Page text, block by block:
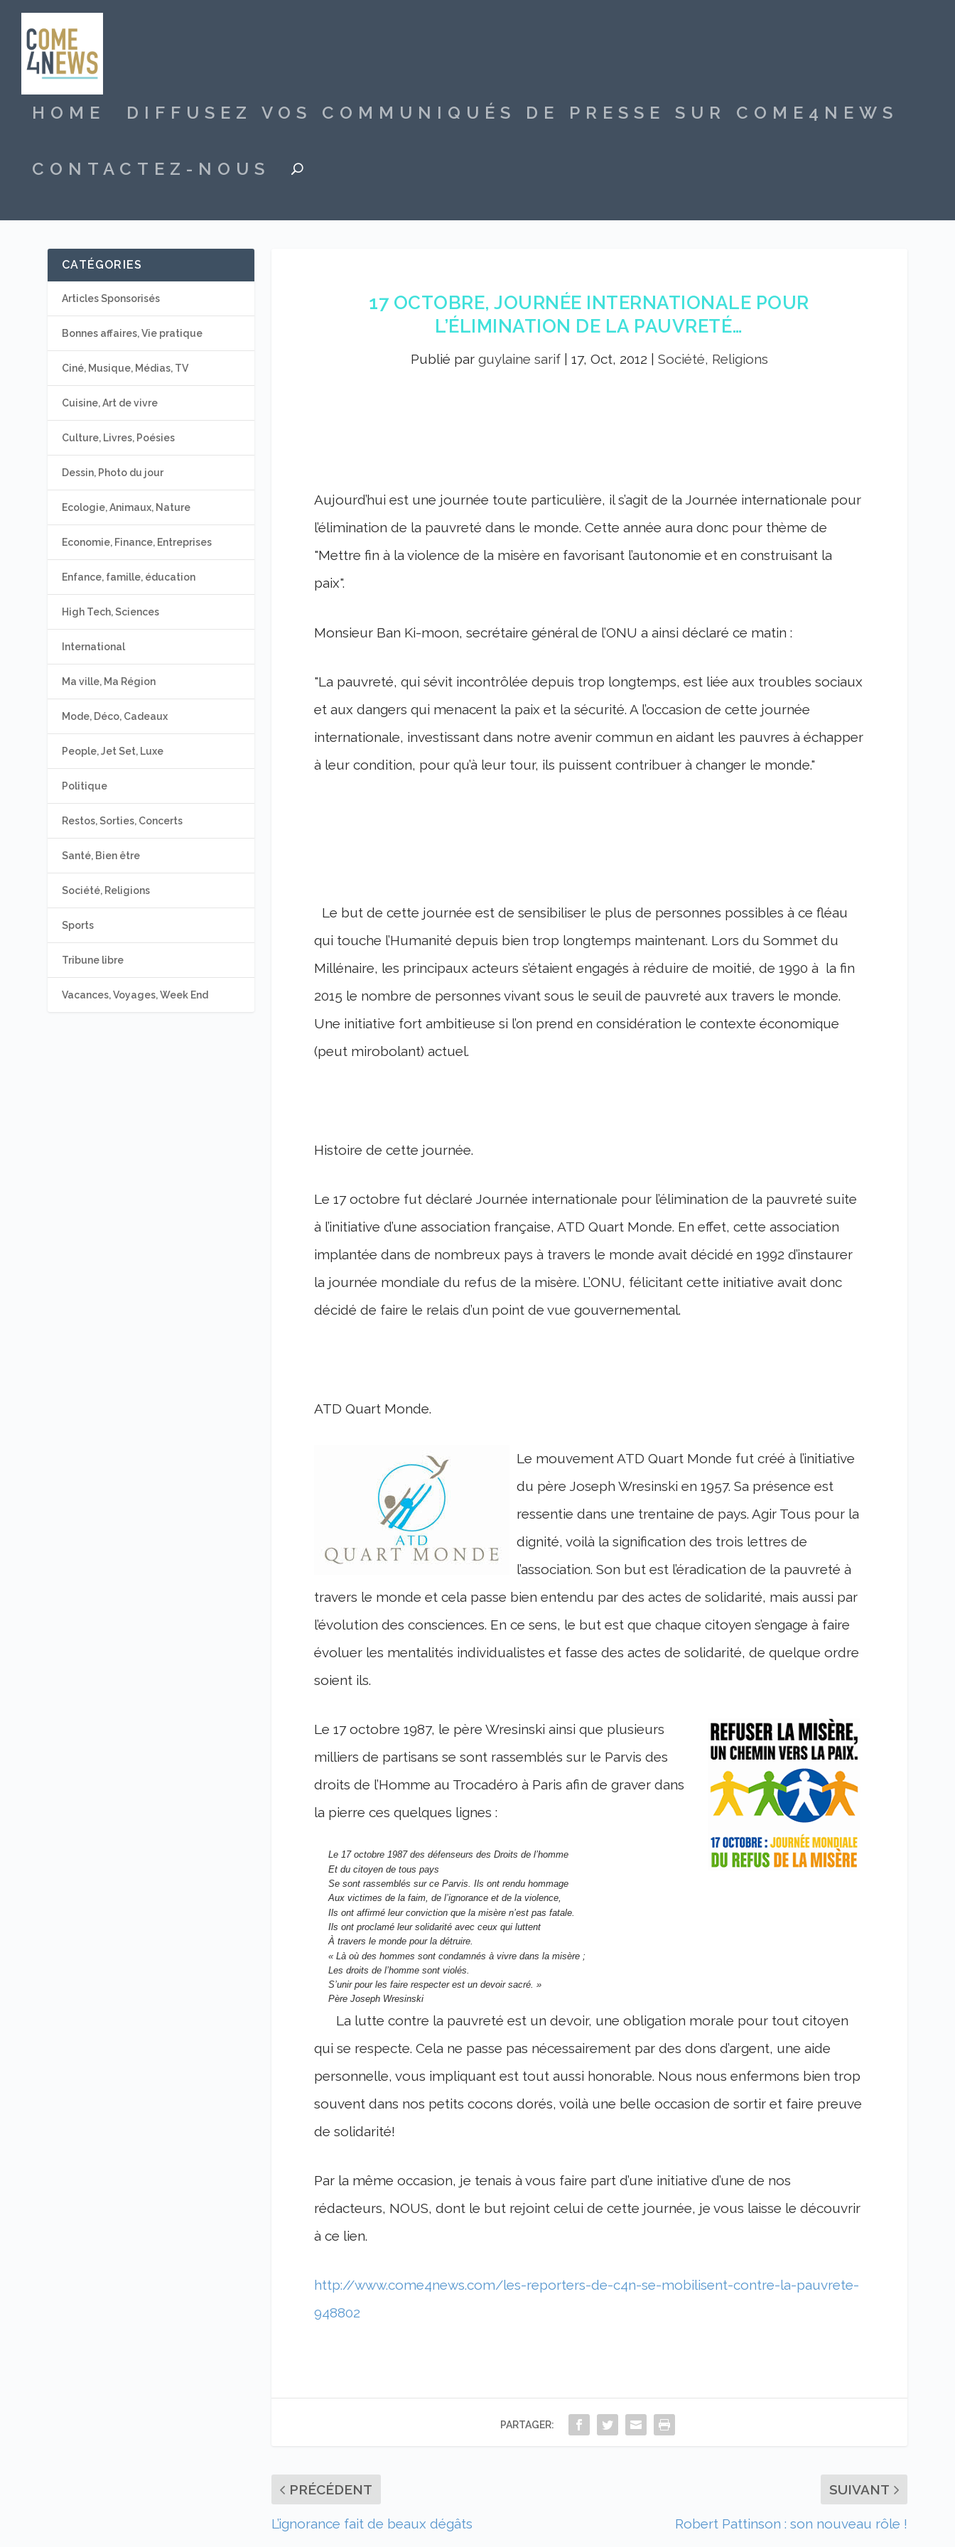
HOME DIFFUSEZ VOS COMMUNIQUÉS DE PRESSE SUR COME4NEWS
CONTACTEZ-NOUS
17 OCTOBRE, JOURNÉE INTERNATIONALE POUR
L’ÉLIMINATION DE LA PAUVRETÉ…
Publié par guylaine sarif| 17, Oct, 2012 Société, Religions
Aujourd’hui est une journée toute particulière, il s’agit de la Journée internationale pour
l’élimination de la pauvreté dans le monde. Cette année aura donc pour thème de
"Mettre fin à la violence de la misère en favorisant l’autonomie et en construisant la
paix".
Monsieur Ban Ki-moon, secrétaire général de l’ONU a ainsi déclaré ce matin :
"La pauvreté, qui sévit incontrôlée depuis trop longtemps, est liée aux troubles sociaux
et aux dangers qui menacent la paix et la sécurité. A l’occasion de cette journée
internationale, investissant dans notre avenir commun en aidant les pauvres à échapper
à leur condition, pour qu’à leur tour, ils puissent contribuer à changer le monde."
Le but de cette journée est de sensibiliser le plus de personnes possibles à ce fléau
qui touche l’Humanité depuis bien trop longtemps maintenant. Lors du Sommet du
Millénaire, les principaux acteurs s’étaient engagés à réduire de moitié, de 1990 à la fin
2015 le nombre de personnes vivant sous le seuil de pauvreté aux travers le monde.
Une initiative fort ambitieuse si l’on prend en considération le contexte économique
(peut mirobolant) actuel.
Histoire de cette journée.
Le 17 octobre fut déclaré Journée internationale pour l’élimination de la pauvreté suite
à l’initiative d’une association française, ATD Quart Monde. En effet, cette association
implantée dans de nombreux pays à travers le monde avait décidé en 1992 d’instaurer
la journée mondiale du refus de la misère. L’ONU, félicitant cette initiative avait donc
décidé de faire le relais d’un point de vue gouvernemental.
ATD Quart Monde.
Le mouvement ATD Quart Monde fut créé à l’initiative
du père Joseph Wresinski en 1957. Sa présence est
ressentie dans une trentaine de pays. Agir Tous pour la
dignité, voilà la signification des trois lettres de
l’association. Son but est l’éradication de la pauvreté à
travers le monde et cela passe bien entendu par des actes de solidarité, mais aussi par
l’évolution des consciences. En ce sens, le but est que chaque citoyen s’engage à faire
évoluer les mentalités individualistes et fasse des actes de solidarité, de quelque ordre
soient ils.
Le 17 octobre 1987, le père Wresinski ainsi que plusieurs
milliers de partisans se sont rassemblés sur le Parvis des
droits de l’Homme au Trocadéro à Paris afin de graver dans
la pierre ces quelques lignes :
Le 17 octobre 1987 des défenseurs des Droits de l’homme
Et du citoyen de tous pays
Se sont rassemblés sur ce Parvis. Ils ont rendu hommage
Aux victimes de la faim, de l’ignorance et de la violence,
Ils ont affirmé leur conviction que la misère n’est pas fatale.
Ils ont proclamé leur solidarité avec ceux qui luttent
À travers le monde pour la détruire.
« Là où des hommes sont condamnés à vivre dans la misère ;
Les droits de l’homme sont violés.
S’unir pour les faire respecter est un devoir sacré. »
Père Joseph Wresinski
La lutte contre la pauvreté est un devoir, une obligation morale pour tout citoyen
qui se respecte. Cela ne passe pas nécessairement par des dons d’argent, une aide
personnelle, vous impliquant est tout aussi honorable. Nous nous enfermons bien trop
souvent dans nos petits cocons dorés, voilà une belle occasion de sortir et faire preuve
de solidarité!
Par la même occasion, je tenais à vous faire part d’une initiative d’une de nos
rédacteurs, NOUS, dont le but rejoint celui de cette journée, je vous laisse le découvrir
à ce lien.
http://www.come4news.com/les-reporters-de-c4n-se-mobilisent-contre-la-pauvrete-
948802
PARTAGER:
PRÉCÉDENT
L’ignorance fait de beaux dégâts
SUIVANT
Robert Pattinson : son nouveau rôle !
CATÉGORIES
Articles Sponsorisés
Bonnes affaires, Vie pratique
Ciné, Musique, Médias, TV
Cuisine, Art de vivre
Culture, Livres, Poésies
Dessin, Photo du jour
Ecologie, Animaux, Nature
Economie, Finance, Entreprises
Enfance, famille, éducation
High Tech, Sciences
International
Ma ville, Ma Région
Mode, Déco, Cadeaux
People, Jet Set, Luxe
Politique
Restos, Sorties, Concerts
Santé, Bien être
Société, Religions
Sports
Tribune libre
Vacances, Voyages, Week End